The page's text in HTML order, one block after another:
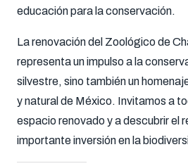
educación para la conservación.
La renovación del Zoológico de
representa un impulso a la
silvestre, sino también un
y natural de México. Invitamos a
espacio renovado y a descubrir el
importante inversión en la